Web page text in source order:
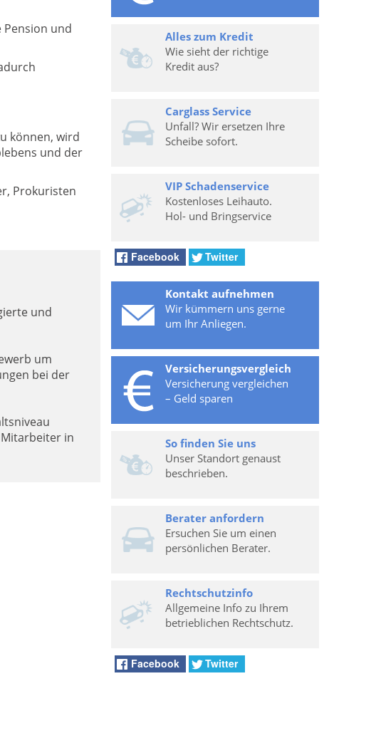
Pension und
können, wird
und der
Prokuristen
und
um
bei der
in
Alles zum Kredit
Wie sieht der richtige
Kredit aus?
Carglass Service
Unfall? Wir ersetzen Ihre
Scheibe sofort.
VIP Schadenservice
Kostenloses Leihauto.
Hol- und Bringservice
Facebook Twitter
Kontakt aufnehmen
Wir kümmern uns gerne
um Ihr Anliegen.
Versicherungsvergleich
Versicherung vergleichen
– Geld sparen
So finden Sie uns
Unser Standort genaust
beschrieben.
Berater anfordern
Ersuchen Sie um einen
persönlichen Berater.
Rechtschutzinfo
Allgemeine Info zu Ihrem
betrieblichen Rechtschutz.
Facebook Twitter